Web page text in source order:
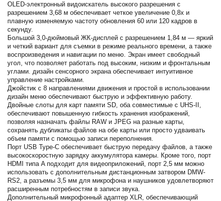
OLED-электронный видоискатель высокого разрешения с
разрешением 3,68 м обеспечивает четкое увеличение 0,8x и
плавную изменяемую частоту обновления 60 или 120 кадров в
секунду.
Большой 3,0-дюймовый ЖК-дисплей с разрешением 1,84 м — яркий
и четкий вариант для съемки в режиме реального времени, а также
воспроизведения и навигации по меню. Экран имеет свободный
угол, что позволяет работать под высоким, низким и фронтальным
углами. дизайн сенсорного экрана обеспечивает интуитивное
управление настройками.
Джойстик с 8 направлениями движения и простой в использовании
дизайн меню обеспечивают быструю и эффективную работу.
Двойные слоты для карт памяти SD, оба совместимые с UHS-II,
обеспечивают повышенную гибкость хранения изображений,
позволяя назначать файлы RAW и JPEG на разные карты,
сохранять дубликаты файлов на обе карты или просто удваивать
объем памяти с помощью записи переполнения.
Порт USB Type-C обеспечивает быструю передачу файлов, а также
высокоскоростную зарядку аккумулятора камеры. Кроме того, порт
HDMI типа A подходит для видеоприложений, порт 2,5 мм можно
использовать с дополнительным дистанционным затвором DMW-
RS2, а разъемы 3,5 мм для микрофона и наушников удовлетворяют
расширенным потребностям в записи звука.
Дополнительный микрофонный адаптер XLR, обеспечивающий